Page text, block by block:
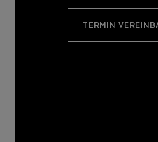
TERMIN